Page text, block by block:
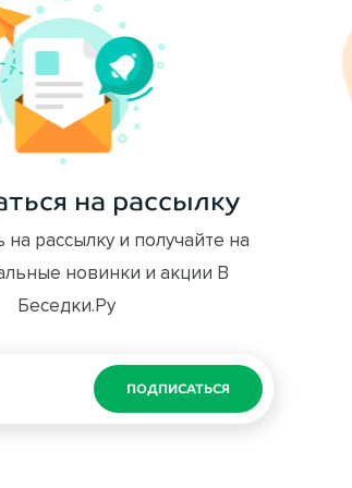
на рассылку
рассылку и получайте на
новинки и акции В
Беседки.Ру
ПОДПИСАТЬСЯ